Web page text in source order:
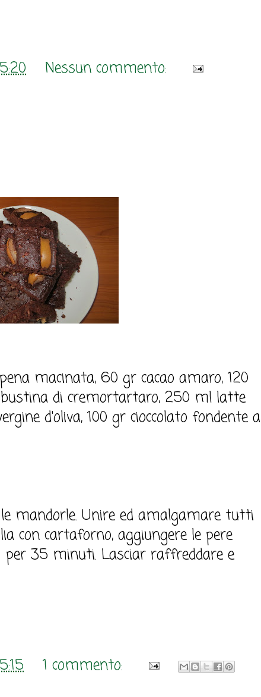
Nessun commento:
macinata, 60 gr cacao amaro, 120
bustina di cremortartaro, 250 ml latte
d'oliva, 100 gr cioccolato fondente a
mandorle. Unire ed amalgamare tutti
con cartaforno, aggiungere le pere
35 minuti. Lasciar raffreddare e
1 commento: